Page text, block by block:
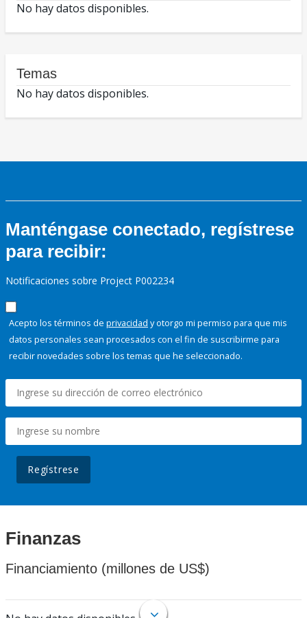
No hay datos disponibles.
Temas
No hay datos disponibles.
Manténgase conectado, regístrese
para recibir:
Notificaciones sobre Project P002234
Acepto los términos de privacidad y otorgo mi permiso para que mis
datos personales sean procesados con el fin de suscribirme para
recibir novedades sobre los temas que he seleccionado.
Regístrese
Finanzas
Financiamiento (millones de US$)